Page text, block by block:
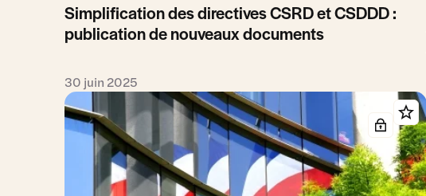
Simplification des directives CSRD et CSDDD :
publication de nouveaux documents
30 juin 2025